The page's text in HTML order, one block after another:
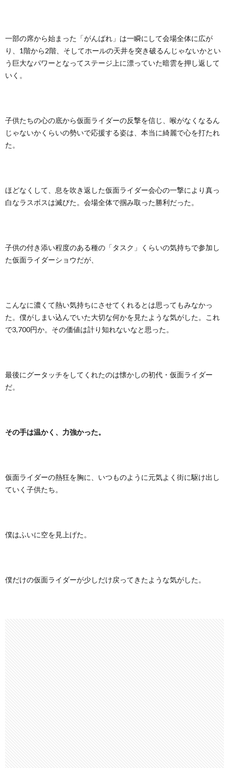
一部の席から始まった「がんばれ」は一瞬にして会場全体に広が
り、1階から2階、そしてホールの天井を突き破るんじゃないかとい
う巨大なパワーとなってステージ上に漂っていた暗雲を押し返して
いく。
子供たちの心の底から仮面ライダーの反撃を信じ、喉がなくなるん
じゃないかくらいの勢いで応援する姿は、本当に綺麗で心を打たれ
た。
ほどなくして、息を吹き返した仮面ライダー会心の一撃により真っ
白なラスボスは滅びた。会場全体で掴み取った勝利だった。
子供の付き添い程度のある種の「タスク」くらいの気持ちで参加し
た仮面ライダーショウだが、
こんなに濃くて熱い気持ちにさせてくれるとは思ってもみなかっ
た。僕がしまい込んでいた大切な何かを見たような気がした。これ
で3,700円か。その価値は計り知れないなと思った。
最後にグータッチをしてくれたのは懐かしの初代・仮面ライダー
だ。
その手は温かく、力強かった。
仮面ライダーの熱狂を胸に、いつものように元気よく街に駆け出し
ていく子供たち。
僕はふいに空を見上げた。
僕だけの仮面ライダーが少しだけ戻ってきたような気がした。